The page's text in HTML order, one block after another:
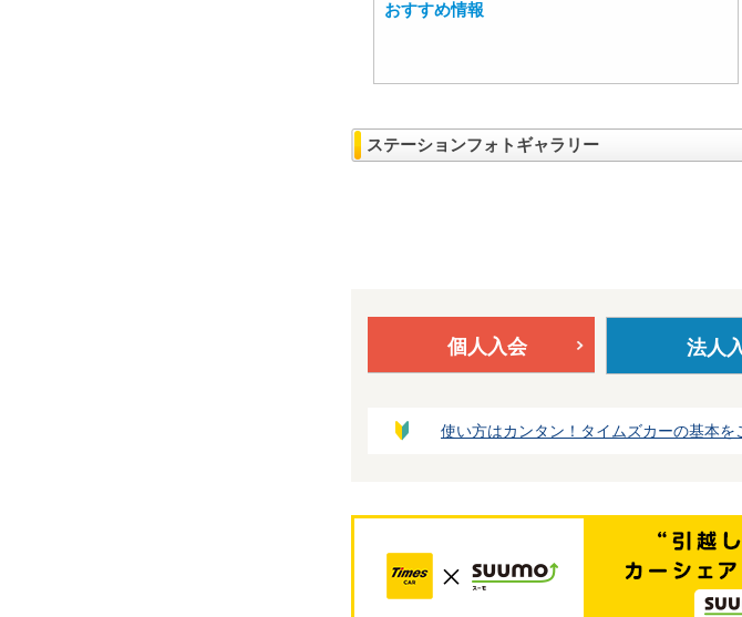
おすすめ情報
ステーションフォトギャラリー
個人入会 法人
使い方はカンタン！タイムズカーの基本を